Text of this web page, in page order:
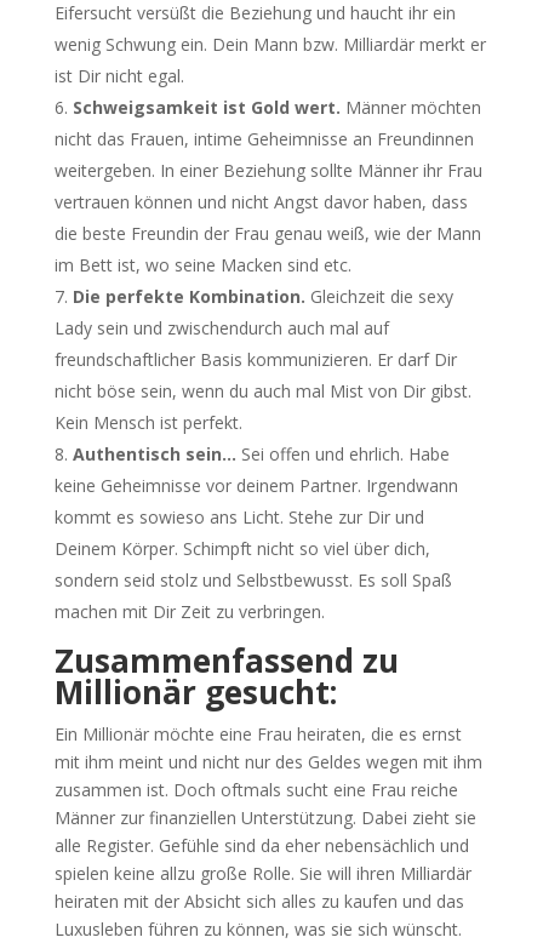
Eifersucht versüßt die Beziehung und haucht ihr ein
wenig Schwung ein. Dein Mann bzw. Milliardär merkt er
ist Dir nicht egal.
Schweigsamkeit ist Gold wert. Männer möchten
nicht das Frauen, intime Geheimnisse an Freundinnen
weitergeben. In einer Beziehung sollte Männer ihr Frau
vertrauen können und nicht Angst davor haben, dass
die beste Freundin der Frau genau weiß, wie der Mann
im Bett ist, wo seine Macken sind etc.
Die perfekte Kombination. Gleichzeit die sexy
Lady sein und zwischendurch auch mal auf
freundschaftlicher Basis kommunizieren. Er darf Dir
nicht böse sein, wenn du auch mal Mist von Dir gibst.
Kein Mensch ist perfekt.
Authentisch sein… Sei offen und ehrlich. Habe
keine Geheimnisse vor deinem Partner. Irgendwann
kommt es sowieso ans Licht. Stehe zur Dir und
Deinem Körper. Schimpft nicht so viel über dich,
sondern seid stolz und Selbstbewusst. Es soll Spaß
machen mit Dir Zeit zu verbringen.
Zusammenfassend zu
Millionär gesucht:
Ein Millionär möchte eine Frau heiraten, die es ernst
mit ihm meint und nicht nur des Geldes wegen mit ihm
zusammen ist. Doch oftmals sucht eine Frau reiche
Männer zur finanziellen Unterstützung. Dabei zieht sie
alle Register. Gefühle sind da eher nebensächlich und
spielen keine allzu große Rolle. Sie will ihren Milliardär
heiraten mit der Absicht sich alles zu kaufen und das
Luxusleben führen zu können, was sie sich wünscht.